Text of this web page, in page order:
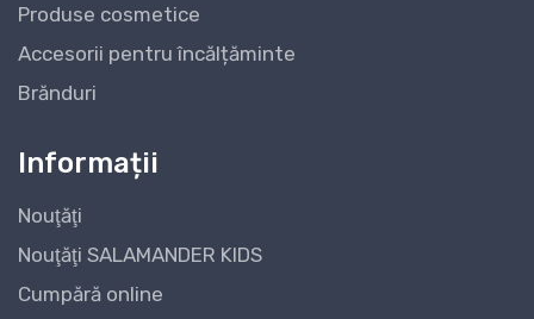
Produse cosmetice
Accesorii pentru încălțăminte
Brănduri
Informații
Nouţăţi
Nouţăţi SALAMANDER KIDS
Cumpără online